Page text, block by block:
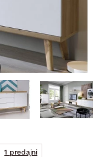
1 predajni